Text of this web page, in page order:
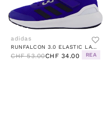
adidas
RUNFALCON 3.0 ELASTIC LACE TOP STRAP SHOES LUCID BLUE / LEGEND INK / CLOUD WHITE
CHF 53.00CHF 34.00 REA